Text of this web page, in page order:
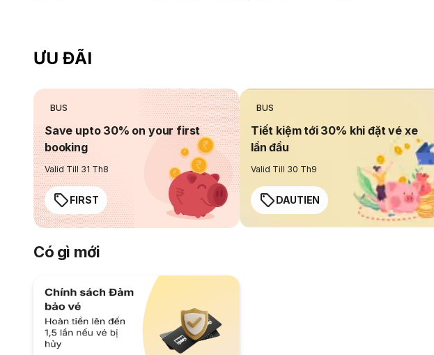
ƯU ĐÃI
BUS
Save upto 30% on your first
booking
Valid Till 31 Th8
FIRST
BUS
Tiết kiệm tới 30% khi đặt vé xe
lần đầu
Valid Till 30 Th9
DAUTIEN
Có gì mới